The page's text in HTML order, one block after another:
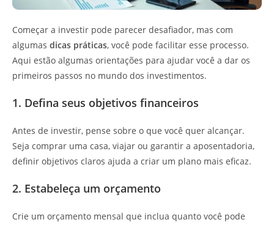
Começar a investir pode parecer desafiador, mas com
algumas dicas práticas, você pode facilitar esse processo.
Aqui estão algumas orientações para ajudar você a dar os
primeiros passos no mundo dos investimentos.
1. Defina seus objetivos financeiros
Antes de investir, pense sobre o que você quer alcançar.
Seja comprar uma casa, viajar ou garantir a aposentadoria,
definir objetivos claros ajuda a criar um plano mais eficaz.
2. Estabeleça um orçamento
Crie um orçamento mensal que inclua quanto você pode